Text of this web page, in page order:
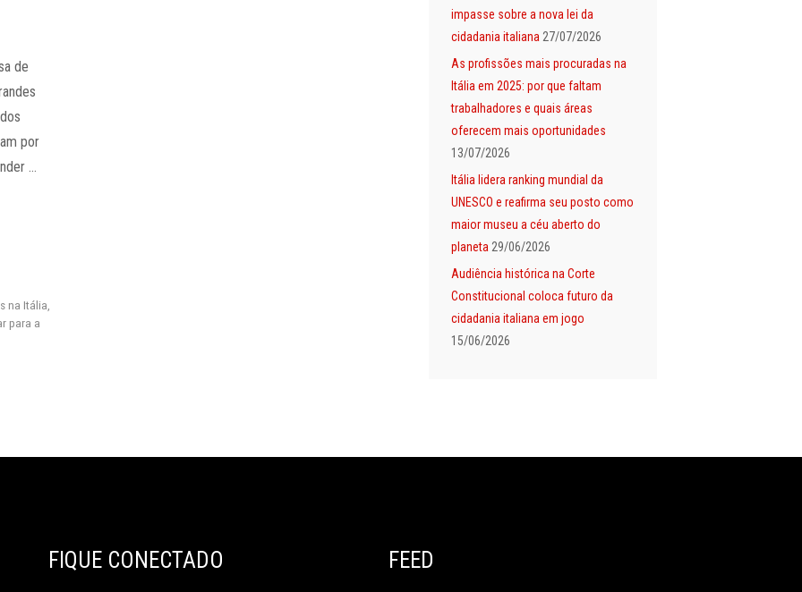
de
por
…
na Itália
para a
impasse sobre a nova lei da
cidadania italiana 27/07/2026
As profissões mais procuradas na
Itália em 2025: por que faltam
trabalhadores e quais áreas
oferecem mais oportunidades
13/07/2026
Itália lidera ranking mundial da
UNESCO e reafirma seu posto como
maior museu a céu aberto do
planeta 29/06/2026
Audiência histórica na Corte
Constitucional coloca futuro da
cidadania italiana em jogo
15/06/2026
FIQUE CONECTADO FEED